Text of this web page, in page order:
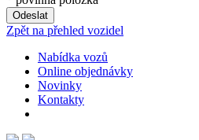
Zpět na přehled vozidel
Nabídka vozů
Online objednávky
Novinky
Kontakty